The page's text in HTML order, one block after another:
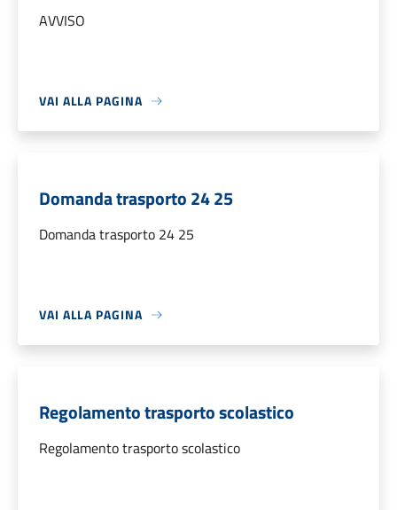
AVVISO
VAI ALLA PAGINA
Domanda trasporto 24 25
Domanda trasporto 24 25
VAI ALLA PAGINA
Regolamento trasporto scolastico
Regolamento trasporto scolastico